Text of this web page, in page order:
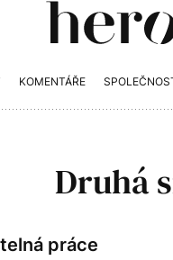
KOMENTÁŘE
Druhá
práce